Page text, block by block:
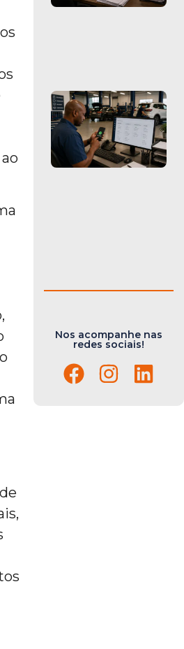
Nos acompanhe nas
redes sociais!